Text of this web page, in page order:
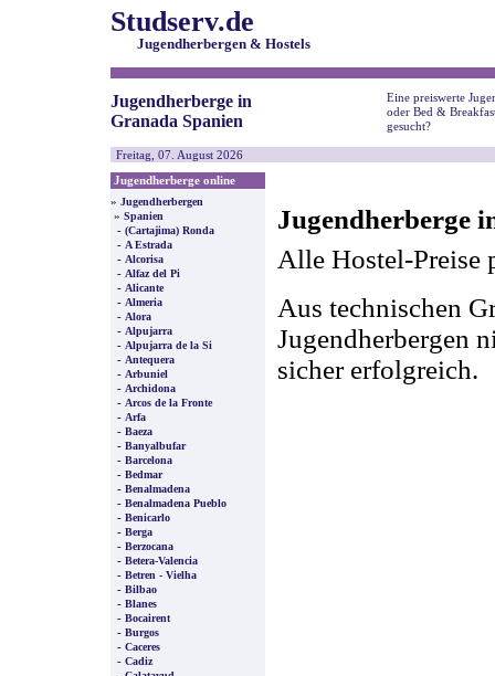
Studserv.de
Jugendherbergen & Hostels
Jugendherberge in
Granada Spanien
Eine preiswerte
oder Bed &
gesucht?
Freitag, 07. August 2026
Jugendherberge online
» Jugendherbergen
» Spanien
- (Cartajima) Ronda
- A Estrada
- Alcorisa
- Alfaz del Pi
- Alicante
- Almeria
- Alora
- Alpujarra
- Alpujarra de la Si
- Antequera
- Arbuniel
- Archidona
- Arcos de la Fronte
- Arfa
- Baeza
- Banyalbufar
- Barcelona
- Bedmar
- Benalmadena
- Benalmadena Pueblo
- Benicarlo
- Berga
- Berzocana
- Betera-Valencia
- Betren - Vielha
- Bilbao
- Blanes
- Bocairent
- Burgos
- Caceres
- Cadiz
Jugendherberge
Alle Hostel-Preise
Aus technischen
Jugendherbergen
sicher erfolgreich.